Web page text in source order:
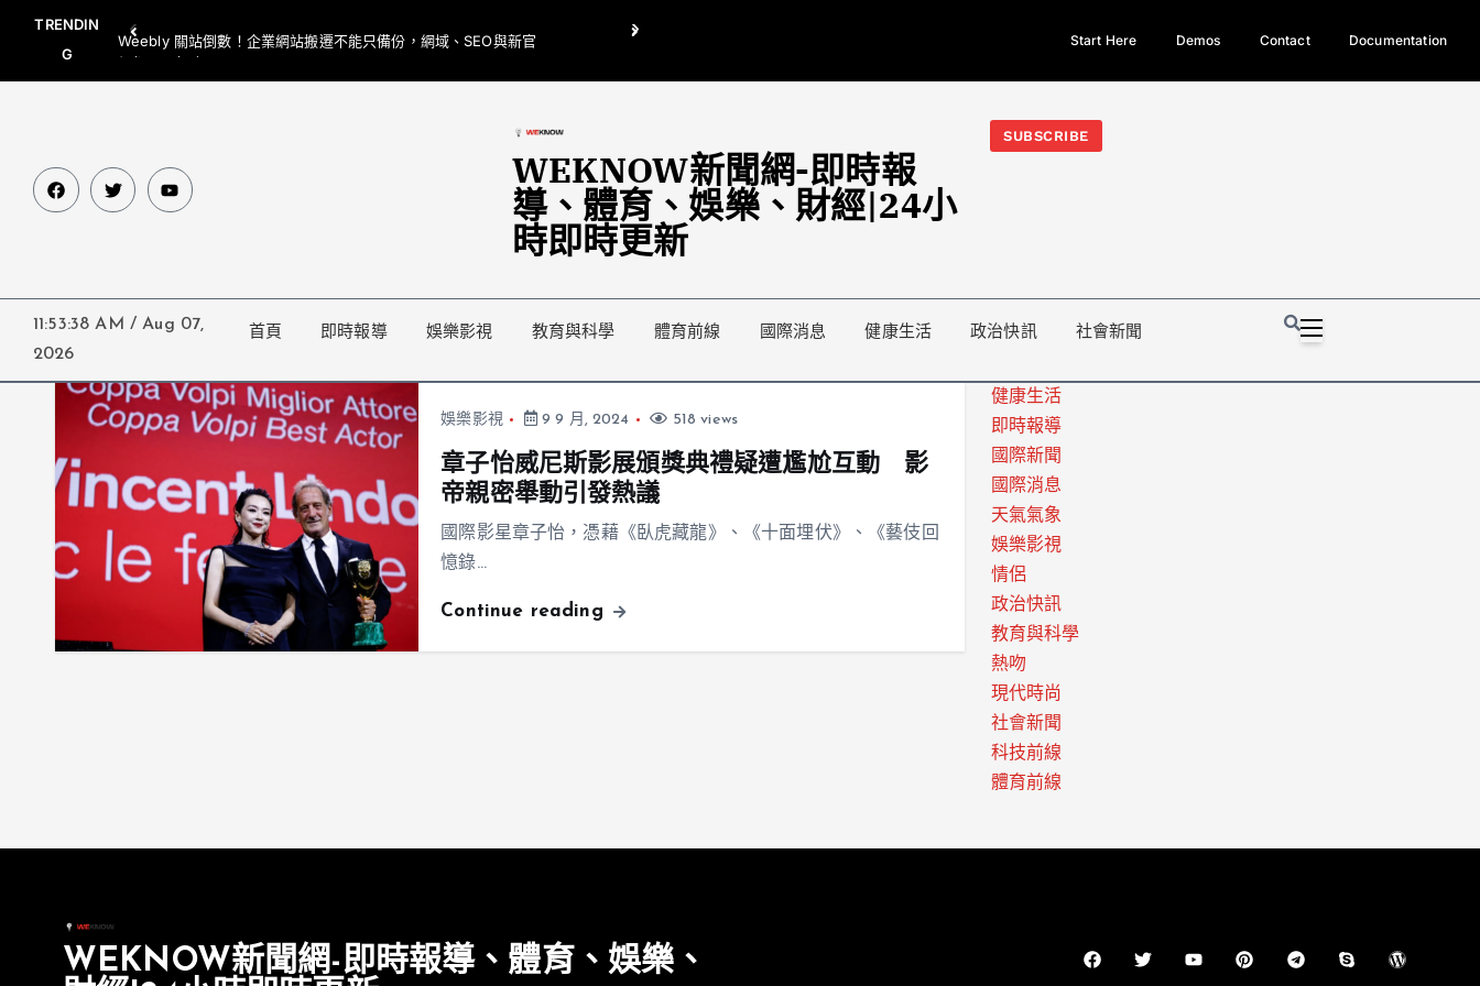
TRENDIN
G
Weebly 關站倒數！企業網站搬遷不能只備份，網域、SEO與新官
網都要一起處理
翁曉玲喊刪陸委會1295萬媒宣費惹議 梁文傑回「只能靠嘴巴」
今日熱門新聞TOP3｜西拉雅族正式成第17個原住民族、立院電競
光電場回
Start Here Demos Contact Documentation
WEKNOW新聞網-即時報
導、體育、娛樂、財經|24小
時即時更新
SUBSCRIBE
11:53:38 AM / Aug 07,
2026
首頁 即時報導 娛樂影視 教育與科學 體育前線 國際消息 健康生活 政治快訊 社會新聞
娛樂影視 9 9 月, 2024 518 views
章子怡威尼斯影展頒獎典禮疑遭尷尬互動 影
帝親密舉動引發熱議
國際影星章子怡，憑藉《臥虎藏龍》、《十面埋伏》、《藝伎回
憶錄…
Continue reading
健康生活
即時報導
國際新聞
國際消息
天氣氣象
娛樂影視
情侶
政治快訊
教育與科學
熱吻
現代時尚
社會新聞
科技前線
體育前線
WEKNOW新聞網-即時報導、體育、娛樂、